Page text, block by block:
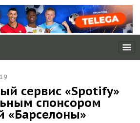
сервис «Spotify»
спонсором
«Барселоны»